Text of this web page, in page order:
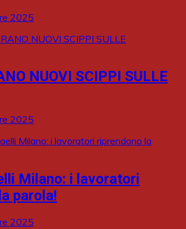
2025
NUOVI SCIPPI SULLE
2025
Milano: i lavoratori
parola!
2025